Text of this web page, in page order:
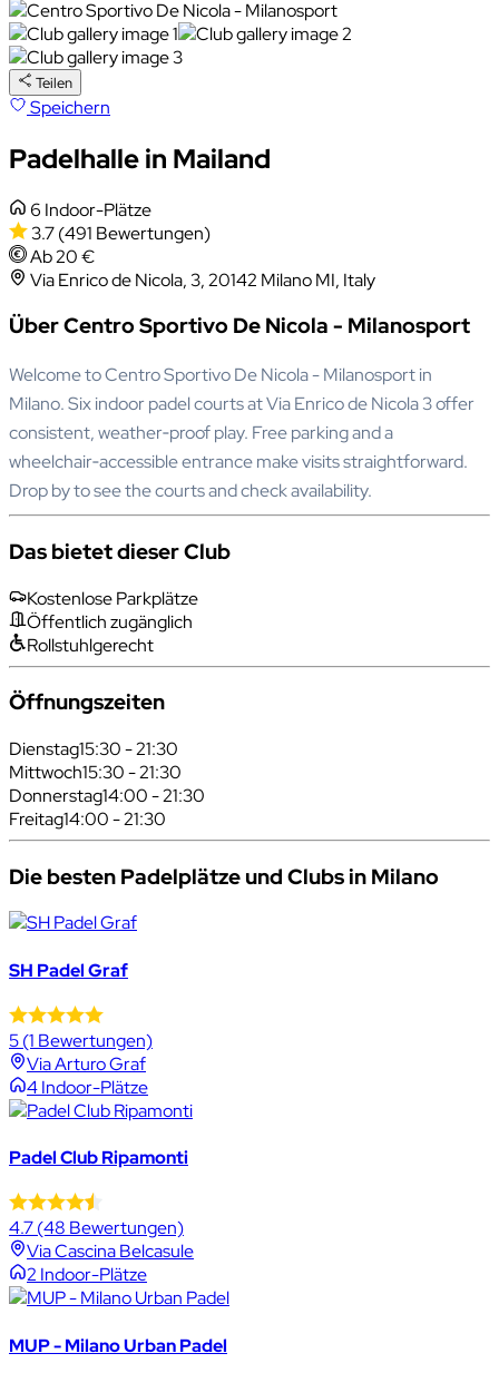
Teilen
Speichern
Padelhalle in Mailand
6 Indoor-Plätze
3.7(491 Bewertungen)
Ab 20 €
Via Enrico de Nicola, 3, 20142 Milano MI, Italy
Über Centro Sportivo De Nicola - Milanosport
Welcome to Centro Sportivo De Nicola - Milanosport in
Milano. Six indoor padel courts at Via Enrico de Nicola 3 offer
consistent, weather‑proof play. Free parking and a
wheelchair‑accessible entrance make visits straightforward.
Drop by to see the courts and check availability.
Das bietet dieser Club
Kostenlose Parkplätze
Öffentlich zugänglich
Rollstuhlgerecht
Öffnungszeiten
Dienstag15:30 - 21:30
Mittwoch15:30 - 21:30
Donnerstag14:00 - 21:30
Freitag14:00 - 21:30
Die besten Padelplätze und Clubs in Milano
SH Padel Graf
5(1 Bewertungen)
Via Arturo Graf
4 Indoor-Plätze
Padel Club Ripamonti
4.7(48 Bewertungen)
Via Cascina Belcasule
2 Indoor-Plätze
MUP - Milano Urban Padel